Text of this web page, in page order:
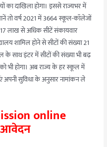
दाखिला होगा। इससे राज्यभर में
तो वर्ष 2021 में 3664 स्कूल-कॉलेजों
लाख से अधिक सीटें संकायवार
शामिल होने से सीटों की संख्या 21
साथ इंटर में सीटों की संख्या भी बढ़
भी होगा। अब राज्य के हर स्कूल में
अपनी सुविधा के अनुसार नामांकन ले
online
आवेदन